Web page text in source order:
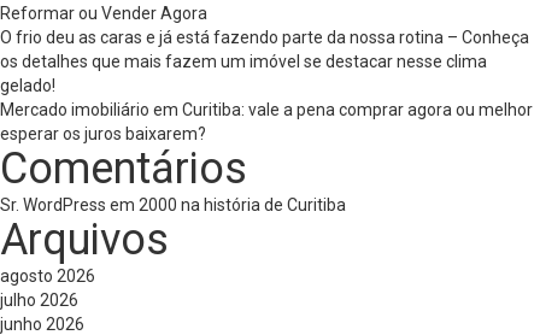
Reformar ou Vender Agora
O frio deu as caras e já está fazendo parte da nossa rotina – Conheça
os detalhes que mais fazem um imóvel se destacar nesse clima
gelado!
Mercado imobiliário em Curitiba: vale a pena comprar agora ou melhor
esperar os juros baixarem?
Comentários
Sr. WordPress em 2000 na história de Curitiba
Arquivos
agosto 2026
julho 2026
junho 2026